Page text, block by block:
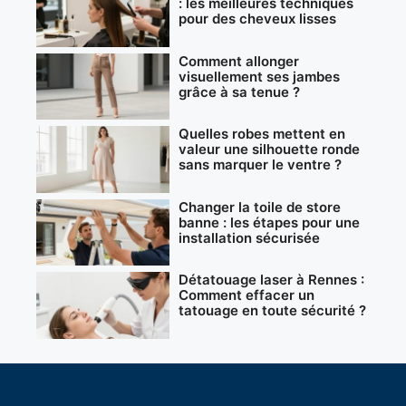
: les meilleures techniques
pour des cheveux lisses
Comment allonger
visuellement ses jambes
grâce à sa tenue ?
Quelles robes mettent en
valeur une silhouette ronde
sans marquer le ventre ?
Changer la toile de store
banne : les étapes pour une
installation sécurisée
Détatouage laser à Rennes :
Comment effacer un
tatouage en toute sécurité ?